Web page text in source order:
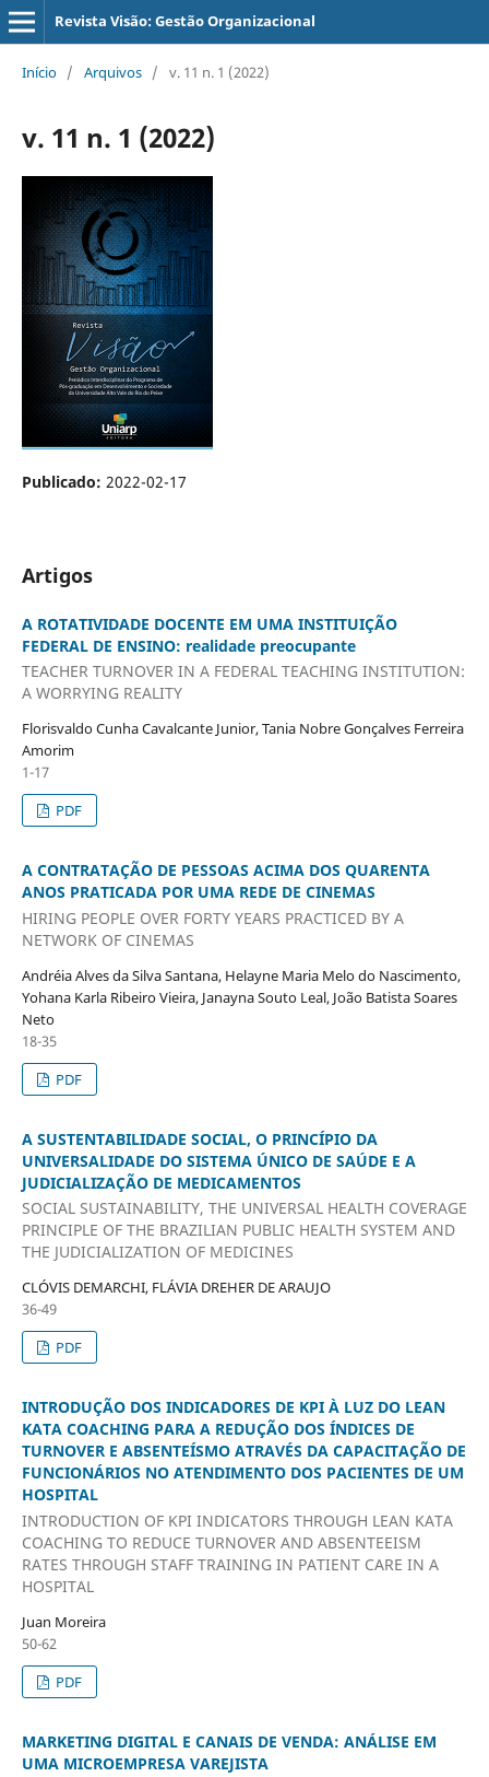
Revista Visão: Gestão Organizacional
Início / Arquivos / v. 11 n. 1 (2022)
v. 11 n. 1 (2022)
Publicado: 2022-02-17
Artigos
A ROTATIVIDADE DOCENTE EM UMA INSTITUIÇÃO
FEDERAL DE ENSINO: realidade preocupante
TEACHER TURNOVER IN A FEDERAL TEACHING INSTITUTION:
A WORRYING REALITY
Florisvaldo Cunha Cavalcante Junior, Tania Nobre Gonçalves Ferreira
Amorim
1-17
PDF
A CONTRATAÇÃO DE PESSOAS ACIMA DOS QUARENTA
ANOS PRATICADA POR UMA REDE DE CINEMAS
HIRING PEOPLE OVER FORTY YEARS PRACTICED BY A
NETWORK OF CINEMAS
Andréia Alves da Silva Santana, Helayne Maria Melo do Nascimento,
Yohana Karla Ribeiro Vieira, Janayna Souto Leal, João Batista Soares
Neto
18-35
PDF
A SUSTENTABILIDADE SOCIAL, O PRINCÍPIO DA
UNIVERSALIDADE DO SISTEMA ÚNICO DE SAÚDE E A
JUDICIALIZAÇÃO DE MEDICAMENTOS
SOCIAL SUSTAINABILITY, THE UNIVERSAL HEALTH COVERAGE
PRINCIPLE OF THE BRAZILIAN PUBLIC HEALTH SYSTEM AND
THE JUDICIALIZATION OF MEDICINES
CLÓVIS DEMARCHI, FLÁVIA DREHER DE ARAUJO
36-49
PDF
INTRODUÇÃO DOS INDICADORES DE KPI À LUZ DO LEAN
KATA COACHING PARA A REDUÇÃO DOS ÍNDICES DE
TURNOVER E ABSENTEÍSMO ATRAVÉS DA CAPACITAÇÃO DE
FUNCIONÁRIOS NO ATENDIMENTO DOS PACIENTES DE UM
HOSPITAL
INTRODUCTION OF KPI INDICATORS THROUGH LEAN KATA
COACHING TO REDUCE TURNOVER AND ABSENTEEISM
RATES THROUGH STAFF TRAINING IN PATIENT CARE IN A
HOSPITAL
Juan Moreira
50-62
PDF
MARKETING DIGITAL E CANAIS DE VENDA: ANÁLISE EM
UMA MICROEMPRESA VAREJISTA